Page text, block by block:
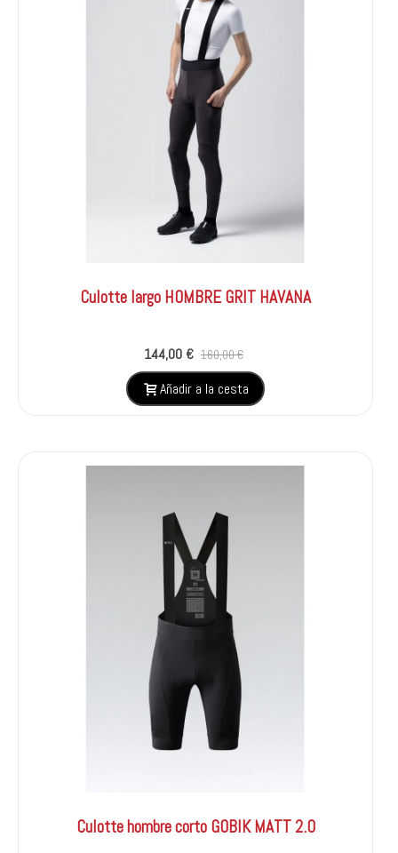
Culotte largo HOMBRE GRIT HAVANA
144,00 € 160,00 €
Añadir a la cesta
Culotte hombre corto GOBIK MATT 2.0